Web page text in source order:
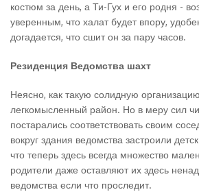
костюм за день, а Ти-Гух и его родня -
уверенным, что халат будет впору,
догадается, что сшит он за пару часов.
Резиденция Ведомства шахт
Неясно, как такую солидную
легкомысленный район. Но в меру сил
постарались соответствовать своим
вокруг здания ведомства застроили
что теперь здесь всегда множество
родители даже оставляют их здесь
ведомства если что проследит.